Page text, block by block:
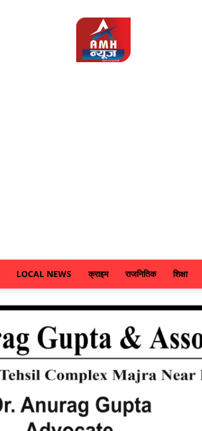
LOCAL NEWS क्राइम राजनितिक शिक्षा